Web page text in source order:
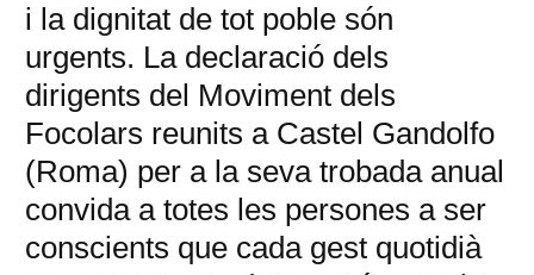
i la dignitat de tot poble són
urgents. La declaració dels
dirigents del Moviment dels
Focolars reunits a Castel Gandolfo
(Roma) per a la seva trobada anual
convida a totes les persones a ser
conscients que cada gest quotidià